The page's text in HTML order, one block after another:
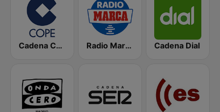
Cadena COPE Radio Marca Nacional Cadena Dial